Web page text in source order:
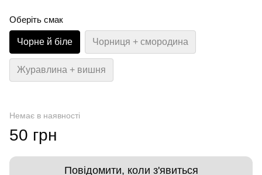
Оберіть смак
Чорне й біле Чорниця + смородина
Журавлина + вишня
Немає в наявності
50 грн
Повідомити, коли з'явиться